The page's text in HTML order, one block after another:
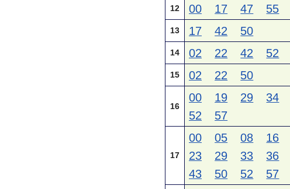
12 00 17 47 55
13 17 42 50
14 02 22 42 52
15 02 22 50
16
00 19 29 34
52
57
17
00 05 08 16
23
29 33 36
43
50 52 57